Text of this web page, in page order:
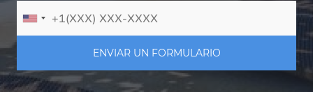
ENVIAR UN FORMULARIO